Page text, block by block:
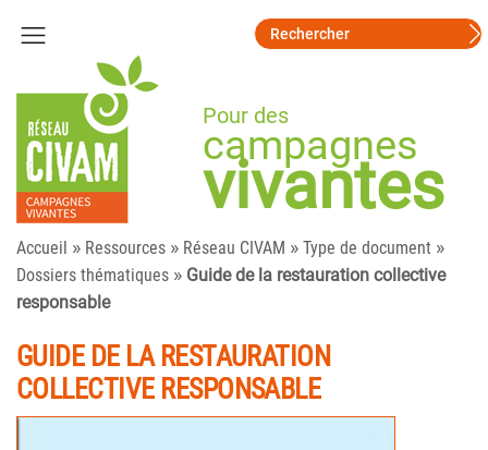
Pour des
campagnes
vivantes
Accueil » Ressources » Réseau CIVAM » Type de document »
Dossiers thématiques » Guide de la restauration collective
responsable
GUIDE DE LA RESTAURATION
COLLECTIVE RESPONSABLE